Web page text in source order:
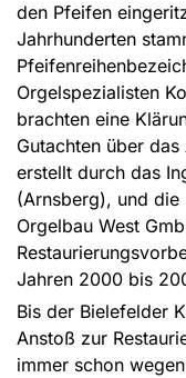
den Pfeifen
Jahrhunderten
Orgelspezialisten
brachten eine
Gutachten über
erstellt durch das
(Arnsberg), und die
Orgelbau West
Jahren 2000 bis
Bis der Bielefelder
Anstoß zur
immer schon